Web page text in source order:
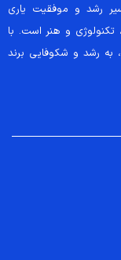
رشد و موفقیت یاری
تکنولوژی و هنر است. با
به رشد و شکوفایی برند